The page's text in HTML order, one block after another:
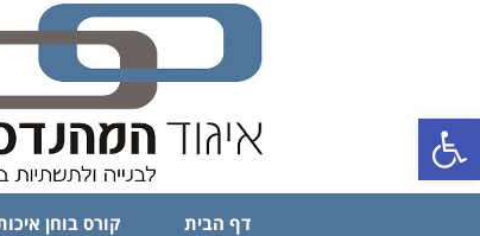
פתח סרגל נגישות
דף הבית קורס בוחן